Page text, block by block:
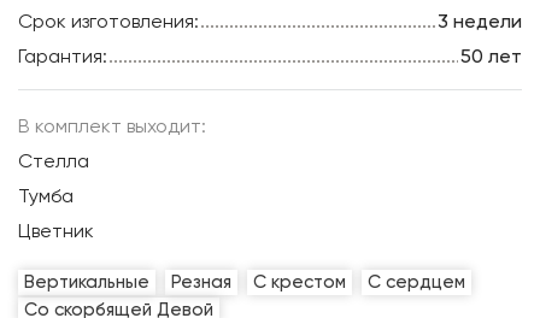
Срок изготовления:
3 недели
Гарантия:
50 лет
В комплект выходит:
Стелла
Тумба
Цветник
Вертикальные Резная С крестом
С сердцем
Со скорбящей Девой